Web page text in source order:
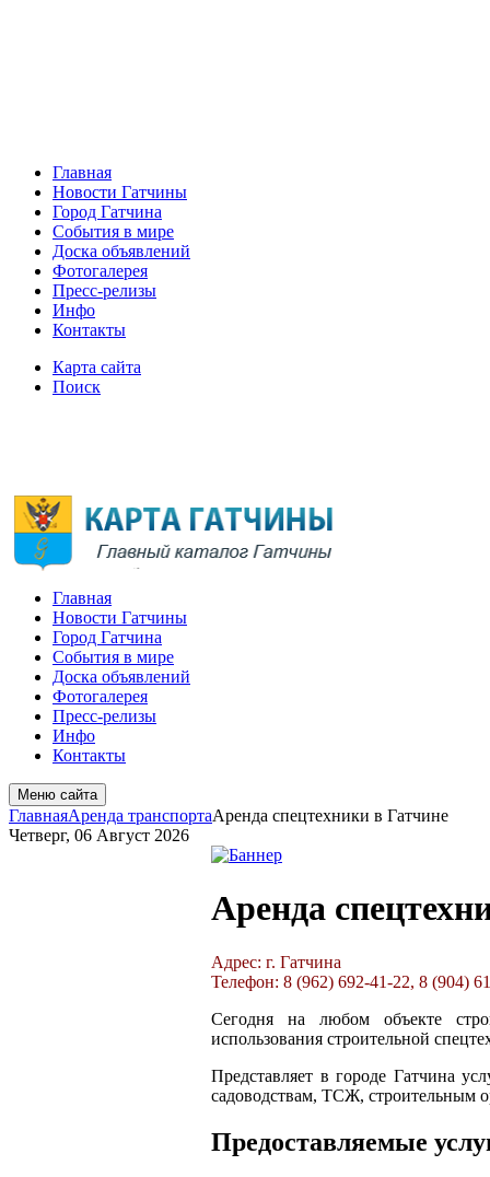
Главная
Новости Гатчины
Город Гатчина
События в мире
Доска объявлений
Фотогалерея
Пресс-релизы
Инфо
Контакты
Карта сайта
Поиск
Главная
Новости Гатчины
Город Гатчина
События в мире
Доска объявлений
Фотогалерея
Пресс-релизы
Инфо
Контакты
Меню сайта
ГлавнаяАренда транспортаАренда спецтехники в Гатчине
Четверг, 06 Август 2026
Аренда
Адрес: г. Гатчина
Телефон: 8 (962) 692-41-22, 8 (904)
Сегодня на любом объекте
использования строительной
Представляет в городе Гатчина
садоводствам, ТСЖ, строительным
Предоставляемые